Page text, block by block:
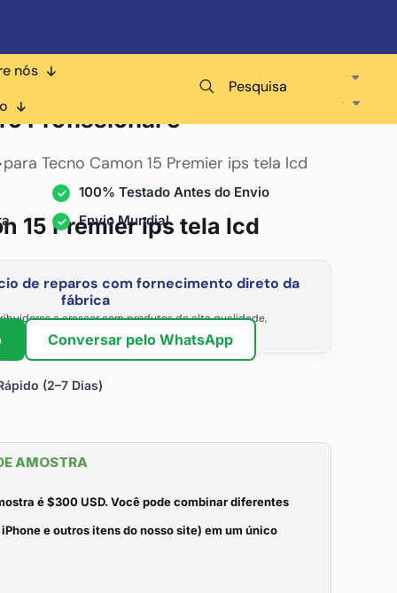
nós
Pesquisa
para Tecno Camon 15 Premier ips tela lcd
15 Premier ips tela lcd
de reparos com fornecimento direto da
fábrica
a crescer com produtos de alta qualidade,
e os preços de atacado mais competitivos.
Profissional e
100% Testado Antes do Envio
Envio Mundial
Conversar pelo WhatsApp
(2–7 Dias)
AMOSTRA
é $300 USD. Você pode combinar diferentes
e outros itens do nosso site) em um único